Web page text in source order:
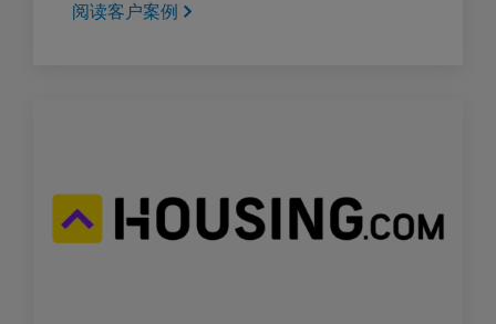
阅读客户案例